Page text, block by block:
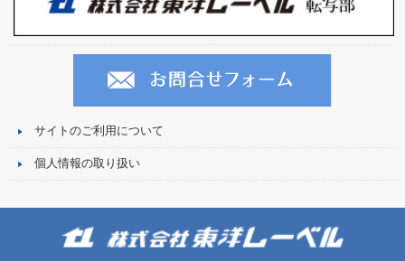
サイトのご利用について
個人情報の取り扱い